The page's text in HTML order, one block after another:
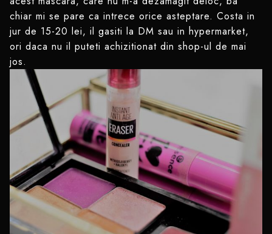
chiar mi se pare ca intrece orice asteptare. Costa in
jur de 15-20 lei, il gasiti la DM sau in hypermarket,
ori daca nu il puteti achizitionat din shop-ul de mai
jos.